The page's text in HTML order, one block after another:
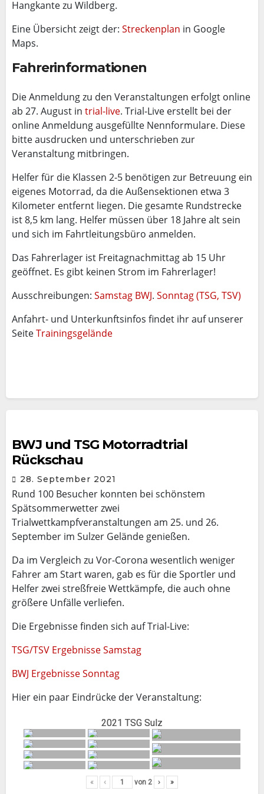
Hangkante zu Wildberg.
Eine Übersicht zeigt der: Streckenplan in Google
Maps.
Fahrerinformationen
Die Anmeldung zu den Veranstaltungen erfolgt online
ab 27. August in trial-live. Trial-Live erstellt bei der
online Anmeldung ausgefüllte Nennformulare. Diese
bitte ausdrucken und unterschrieben zur
Veranstaltung mitbringen.
Helfer für die Klassen 2-5 benötigen zur Betreuung ein
eigenes Motorrad, da die Außensektionen etwa 3
Kilometer entfernt liegen. Die gesamte Rundstrecke
ist 8,5 km lang. Helfer müssen über 18 Jahre alt sein
und sich im Fahrtleitungsbüro anmelden.
Das Fahrerlager ist Freitagnachmittag ab 15 Uhr
geöffnet. Es gibt keinen Strom im Fahrerlager!
Ausschreibungen: Samstag BWJ. Sonntag (TSG, TSV)
Anfahrt- und Unterkunftsinfos findet ihr auf unserer
SeiteTrainingsgelände
BWJ und TSG Motorradtrial
Rückschau
28. September 2021
Rund 100 Besucher konnten bei schönstem
Spätsommerwetter zwei
Trialwettkampfveranstaltungen am 25. und 26.
September im Sulzer Gelände genießen.
Da im Vergleich zu Vor-Corona wesentlich weniger
Fahrer am Start waren, gab es für die Sportler und
Helfer zwei streßfreie Wettkämpfe, die auch ohne
größere Unfälle verliefen.
Die Ergebnisse finden sich auf Trial-Live:
TSG/TSV Ergebnisse Samstag
BWJ Ergebnisse Sonntag
Hier ein paar Eindrücke der Veranstaltung:
2021 TSG Sulz
« ‹ von 2 › »